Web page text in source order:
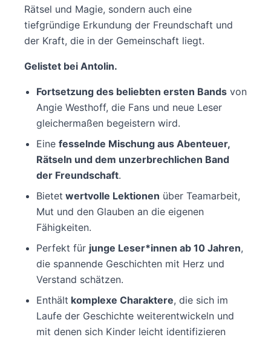
Rätsel und Magie, sondern auch eine
tiefgründige Erkundung der Freundschaft und
der Kraft, die in der Gemeinschaft liegt.
Gelistet bei Antolin.
Fortsetzung des beliebten ersten Bands von
Angie Westhoff, die Fans und neue Leser
gleichermaßen begeistern wird.
Eine fesselnde Mischung aus Abenteuer,
Rätseln und dem unzerbrechlichen Band
der Freundschaft.
Bietet wertvolle Lektionen über Teamarbeit,
Mut und den Glauben an die eigenen
Fähigkeiten.
Perfekt für junge Leser*innen ab 10 Jahren,
die spannende Geschichten mit Herz und
Verstand schätzen.
Enthält komplexe Charaktere, die sich im
Laufe der Geschichte weiterentwickeln und
mit denen sich Kinder leicht identifizieren